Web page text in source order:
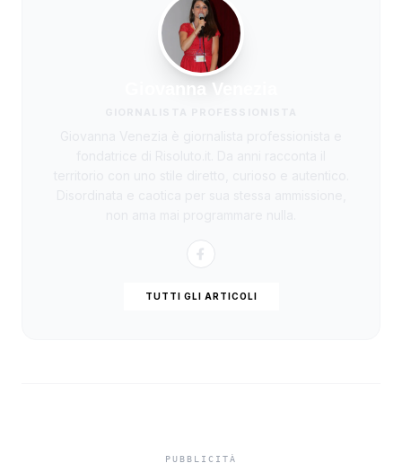
Giovanna Venezia
TUTTI GLI ARTICOLI